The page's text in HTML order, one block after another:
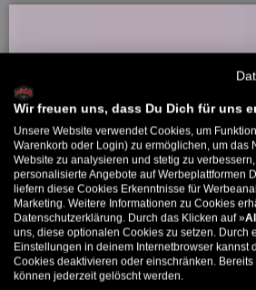
5322
5322 266
Willkommens-Rabattcode direkt per
Bis zu 11% Rabatt auf deine erste
kannst nur 1x
5% ab €80 9% ab €100
E-Mail
MÄNNER
Wir freuen uns, dass Du Dich für uns
Unsere Website verwendet Cookies, um
Warenkorb oder Login) zu ermöglichen, um das
Website zu analysieren und stetig zu
personalisierte Angebote auf Werbeplattformen
liefern diese Cookies Erkenntnisse für
Marketing. Weitere Informationen zu Cookies
Datenschutzerklärung. Durch das Klicken auf »
uns, diese optionalen Cookies zu setzen. Durch
Einstellungen in deinem Internetbrowser kannst
Cookies deaktivieren oder einschränken.
können jederzeit gelöscht werden.